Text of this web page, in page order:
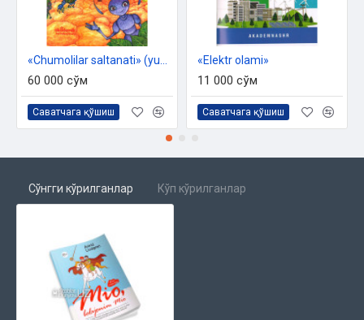
60 000 сўм
Саватчага қўшиш
«Elektr olami»
11 000 сўм
Саватчага қўшиш
Сўнгги кўрилганлар Кўп кўрилганлар